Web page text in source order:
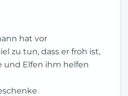
hat vor
zu tun, dass er froh ist,
und Elfen ihm helfen